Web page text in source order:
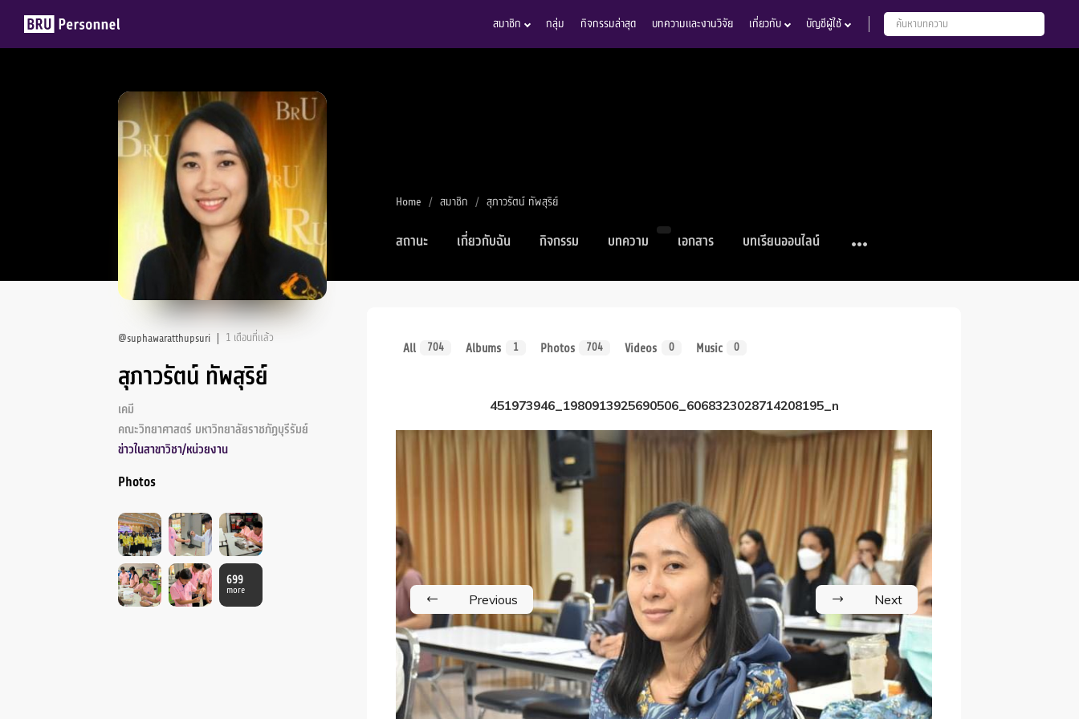
สมาชิก กลุ่ม กิจกรรมล่าสุด บทความและงานวิจัย เกี่ยวกับ บัญชีผู้ใช้
@suphawaratthupsuri 1 เดือนที่แล้ว
สุภาวรัตน์ ทัพสุริย์
เคมี
คณะวิทยาศาสตร์ มหาวิทยาลัยราชภัฏบุรีรัมย์
ข่าวในสาขาวิชา/หน่วยงาน
Photos
699
more
Home สมาชิก สุภาวรัตน์ ทัพสุริย์
สถานะ เกี่ยวกับฉัน กิจกรรม บทความ เอกสาร บทเรียนออนไลน์
All 704 Albums 1 Photos 704 Videos 0 Music 0
451973946_1980913925690506_6068323028714208195_n
Previous Next
Groups